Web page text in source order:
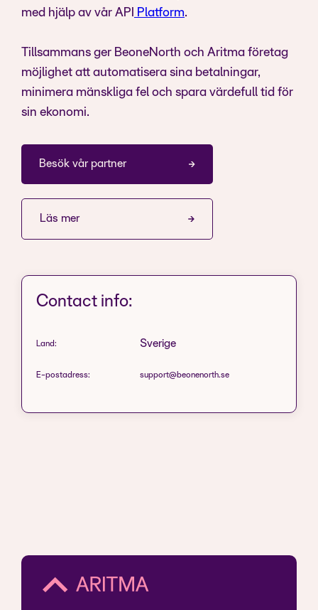
med hjälp av vår API
Platform.
Tillsammans ger BeoneNorth och Aritma företag
möjlighet att automatisera sina betalningar,
minimera mänskliga fel och spara värdefull tid för
sin ekonomi.
Besök vår partner
Läs mer
Contact info:
Land: Sverige
E-postadress: support@beonenorth.se